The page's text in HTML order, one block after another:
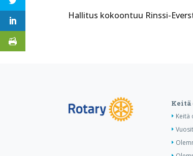
Hallitus kokoontuu Rinssi-
Keitä
Keitä